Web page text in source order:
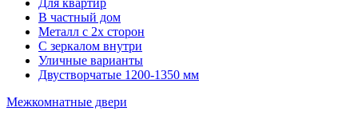
В частный дом
Металл с 2х сторон
С зеркалом внутри
Уличные варианты
Двустворчатые 1200-1350 мм
Межкомнатные двери